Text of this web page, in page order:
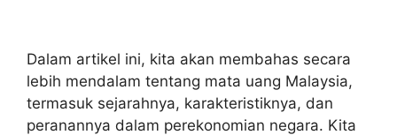
Dalam artikel ini, kita akan membahas secara
lebih mendalam tentang mata uang Malaysia,
termasuk sejarahnya, karakteristiknya, dan
peranannya dalam perekonomian negara. Kita